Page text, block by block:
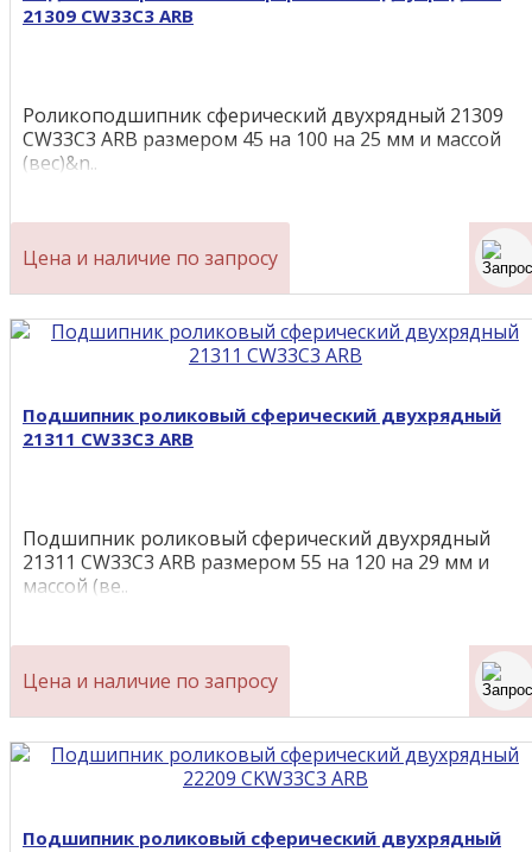
21309 CW33C3 ARB
Роликоподшипник сферический двухрядный 21309
CW33C3 ARB размером 45 на 100 на 25 мм и массой
(вес)&n..
Цена и наличие по запросу
Подшипник роликовый сферический двухрядный
21311 CW33C3 ARB
Подшипник роликовый сферический двухрядный
21311 CW33C3 ARB размером 55 на 120 на 29 мм и
массой (ве..
Цена и наличие по запросу
Подшипник роликовый сферический двухрядный